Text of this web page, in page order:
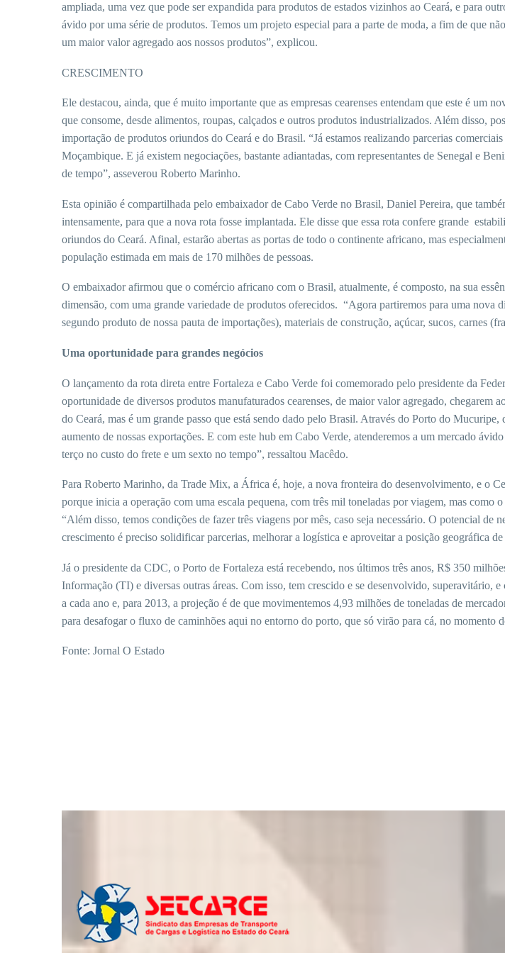
ampliada, uma vez que pode ser expandida para produtos de estados vizinhos ao Ceará, e para
ávido por uma série de produtos. Temos um projeto especial para a parte de moda, a fim de que
um maior valor agregado aos nossos produtos”, explicou.
CRESCIMENTO
Ele destacou, ainda, que é muito importante que as empresas cearenses entendam que este é um
que consome, desde alimentos, roupas, calçados e outros produtos industrializados. Além disso,
importação de produtos oriundos do Ceará e do Brasil. “Já estamos realizando parcerias
Moçambique. E já existem negociações, bastante adiantadas, com representantes de Senegal e
de tempo”, asseverou Roberto Marinho.
Esta opinião é compartilhada pelo embaixador de Cabo Verde no Brasil, Daniel Pereira, que
intensamente, para que a nova rota fosse implantada. Ele disse que essa rota confere grande
oriundos do Ceará. Afinal, estarão abertas as portas de todo o continente africano, mas
população estimada em mais de 170 milhões de pessoas.
O embaixador afirmou que o comércio africano com o Brasil, atualmente, é composto, na sua
dimensão, com uma grande variedade de produtos oferecidos. “Agora partiremos para uma nova
segundo produto de nossa pauta de importações), materiais de construção, açúcar, sucos, carnes
Uma oportunidade para grandes negócios
O lançamento da rota direta entre Fortaleza e Cabo Verde foi comemorado pelo presidente da
oportunidade de diversos produtos manufaturados cearenses, de maior valor agregado, chegarem
do Ceará, mas é um grande passo que está sendo dado pelo Brasil. Através do Porto do
aumento de nossas exportações. E com este hub em Cabo Verde, atenderemos a um mercado
terço no custo do frete e um sexto no tempo”, ressaltou Macêdo.
Para Roberto Marinho, da Trade Mix, a África é, hoje, a nova fronteira do desenvolvimento, e o
porque inicia a operação com uma escala pequena, com três mil toneladas por viagem, mas como
“Além disso, temos condições de fazer três viagens por mês, caso seja necessário. O potencial
crescimento é preciso solidificar parcerias, melhorar a logística e aproveitar a posição geográfica
Já o presidente da CDC, o Porto de Fortaleza está recebendo, nos últimos três anos, R$ 350
Informação (TI) e diversas outras áreas. Com isso, tem crescido e se desenvolvido, superavitário,
a cada ano e, para 2013, a projeção é de que movimentemos 4,93 milhões de toneladas de
para desafogar o fluxo de caminhões aqui no entorno do porto, que só virão para cá, no momento
Fonte: Jornal O Estado